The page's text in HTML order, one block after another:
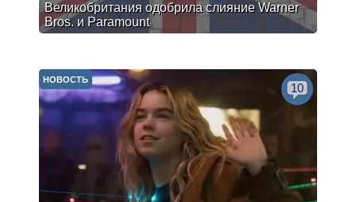
Великобритания одобрила слияние Warner
Bros. и Paramount
НОВОСТЬ
10